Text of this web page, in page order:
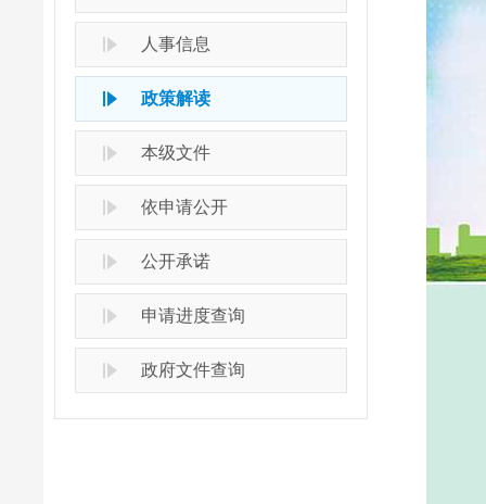
人事信息
政策解读
本级文件
依申请公开
公开承诺
申请进度查询
政府文件查询